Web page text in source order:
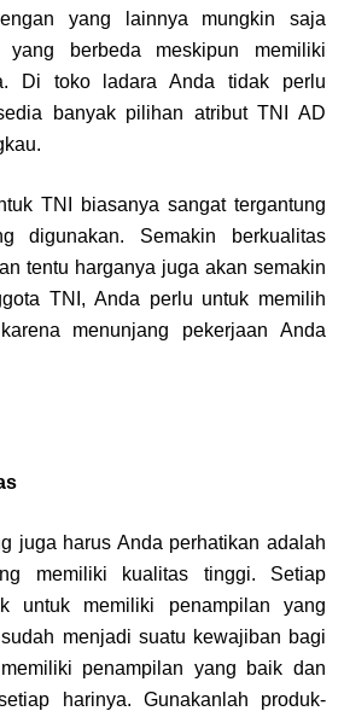
yang lainnya mungkin saja
yang berbeda meskipun memiliki
Di toko ladara Anda tidak perlu
banyak pilihan atribut TNI AD
TNI biasanya sangat tergantung
digunakan. Semakin berkualitas
tentu harganya juga akan semakin
TNI, Anda perlu untuk memilih
menunjang pekerjaan Anda
juga harus Anda perhatikan adalah
memiliki kualitas tinggi. Setiap
untuk memiliki penampilan yang
menjadi suatu kewajiban bagi
penampilan yang baik dan
harinya. Gunakanlah produk-